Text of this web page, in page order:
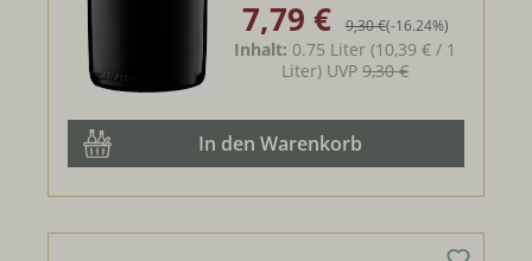
Verkaufspreis:
7,79 € Regulärer Preis:
9,30 €(-16.24%)
Inhalt: 0.75 Liter(10,39 € / 1
Liter) UVP9,30 €
In den Warenkorb